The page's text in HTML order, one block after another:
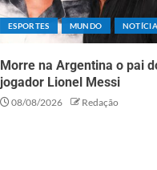
ESPORTES MUNDO
Morre na Argentina o pai
jogador Lionel Messi
08/08/2026 Redação